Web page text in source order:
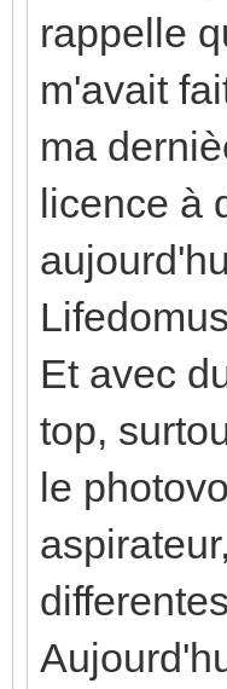
rappelle
m'avait
ma
licence à
Et avec
top,
le